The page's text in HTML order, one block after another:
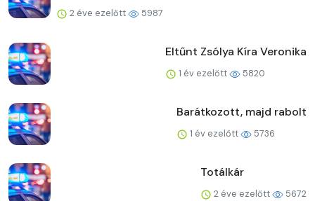
2 éve ezelőtt 5987
Eltűnt Zsólya Kíra Veronika
1 év ezelőtt 5820
Barátkozott, majd rabolt
1 év ezelőtt 5736
Totálkár
2 éve ezelőtt 5672